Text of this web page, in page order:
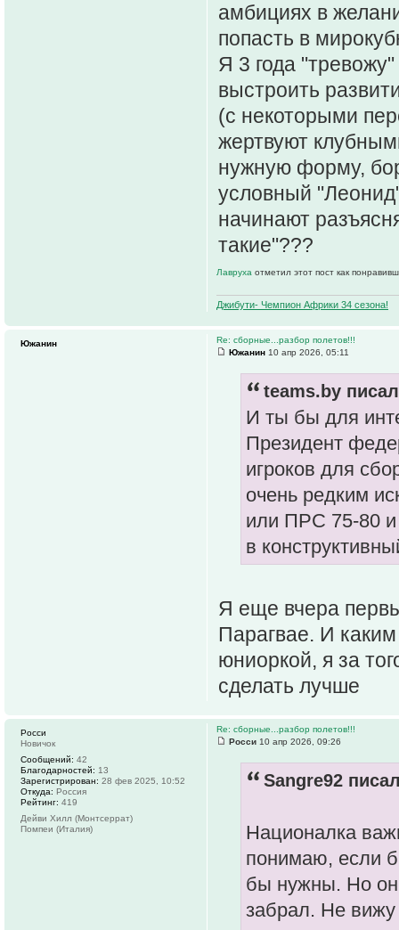
амбициях в
попасть в
Я 3 года
выстроить
(с некоторыми
жертвуют
нужную форму,
условный
начинают
такие"???
Лавруха отметил этот пост как
Джибути- Чемпион Африки 34 сезона!
Re: сборные...разбор полетов!!!
Южанин 10 апр 2026, 05:11
teams.by
И ты бы для
Президент
игроков для
очень редким
или ПРС 75-80 и
в
Я еще вчера
Парагвае. И
юниоркой, я за
сделать лучше
Южанин
Re: сборные...разбор полетов!!!
Росси 10 апр 2026, 09:26
Sangre92
Националка
понимаю, если
бы нужны. Но
забрал. Не вижу
Росси
Новичок
Сообщений: 42
Благодарностей: 13
Зарегистрирован: 28 фев 2025, 10:52
Откуда: Россия
Рейтинг: 419
Дейви Хилл (Монтсеррат)
Помпеи (Италия)